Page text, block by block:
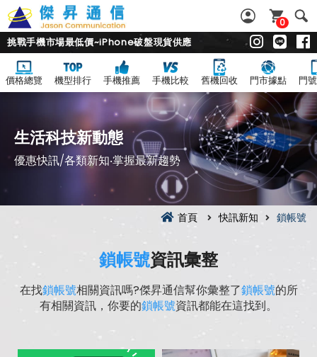
0
挑戰手機市場最低價~iPhone破盤現貨供應
價格總覽 機型排行 手機推薦 手機比較 舊機回收 門市據點 門
生活科技新動態
優惠快訊/各類新知‧掌握最新趨勢
首頁 快訊新知 鎖帳號
鎖帳號資訊彙整
在找鎖帳號相關資訊嗎?傑昇通信幫你彙整了鎖帳號的所
有相關資訊，你要的鎖帳號資訊都能在這找到。